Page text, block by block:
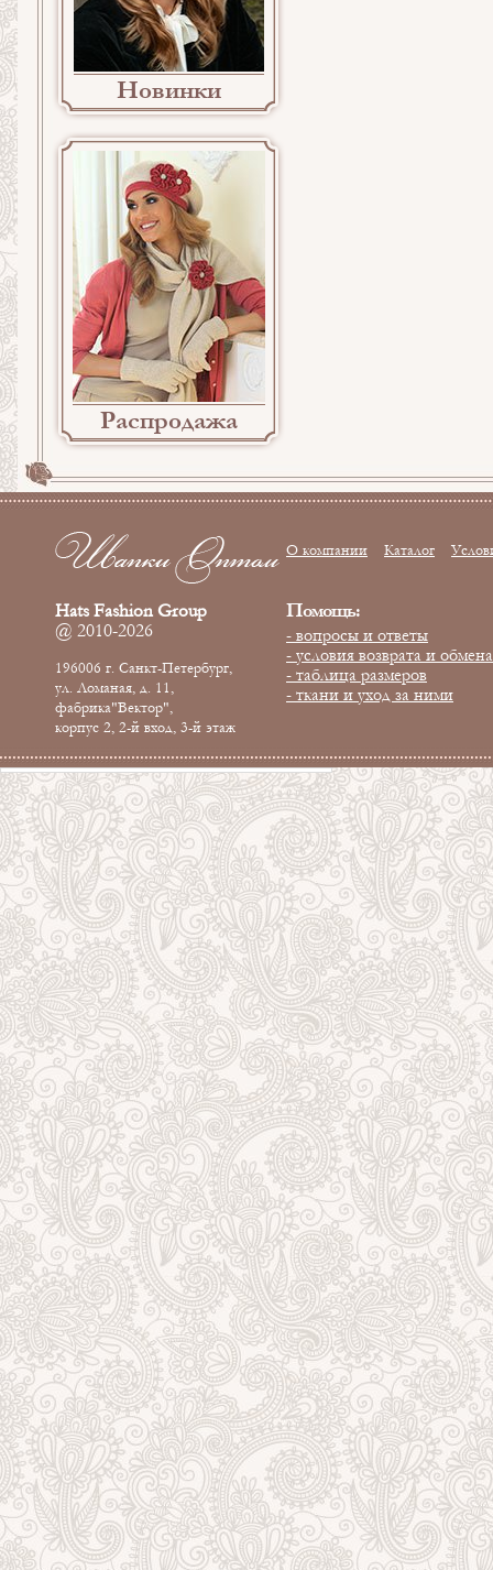
Новинки
Распродажа
Hats Fashion Group
@ 2010-2026
196006 г. Санкт-Петербург,
ул. Ломаная, д. 11,
фабрика"Вектор",
корпус 2, 2-й вход, 3-й этаж
О компании Каталог
Помощь:
- вопросы и ответы
- условия возврата и обмена
- таблица размеров
- ткани и уход за ними